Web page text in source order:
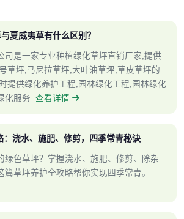
夏威夷草有什么区别？
司是一家专业种植绿化草坪直销厂家,提供
草坪,马尼拉草坪,大叶油草坪,草皮草坪的
提供绿化养护工程,园林绿化工程,园林绿化
化服务 查看详情
：浇水、施肥、修剪，四季常青秘诀
绿色草坪？掌握浇水、施肥、修剪、除杂
草坪养护全攻略帮你实现四季常青。